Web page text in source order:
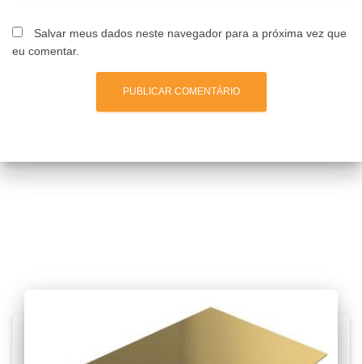
Salvar meus dados neste navegador para a próxima vez que
eu comentar.